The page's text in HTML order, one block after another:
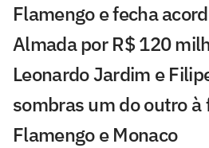
Flamengo e fecha
Almada por R$ 120
Leonardo Jardim e
sombras um do outro à
Flamengo e Monaco